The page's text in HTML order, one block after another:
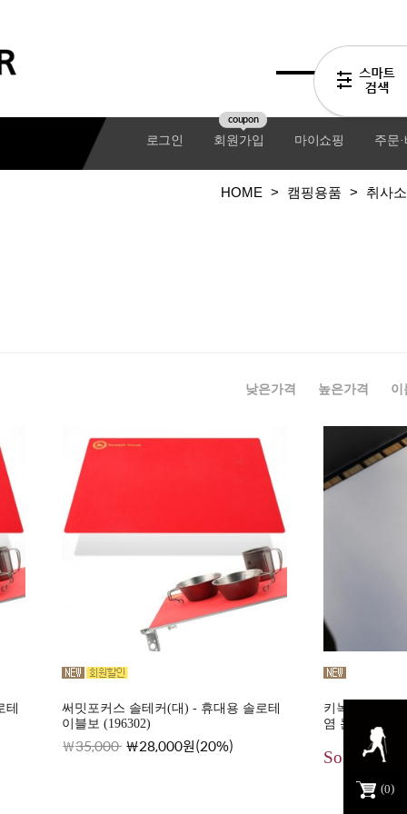
0
로그인 회원가입
coupon
마이쇼핑 주문
HOME > 캠핑용품 > 취사
낮은가격 높은가격 이
써밋포커스 솔테커(대) - 휴대용 솔로테
이블보 (196302)
35,000 28,000원(20%)
키녹스 캠핑
염 논슬립 롤
Sold out